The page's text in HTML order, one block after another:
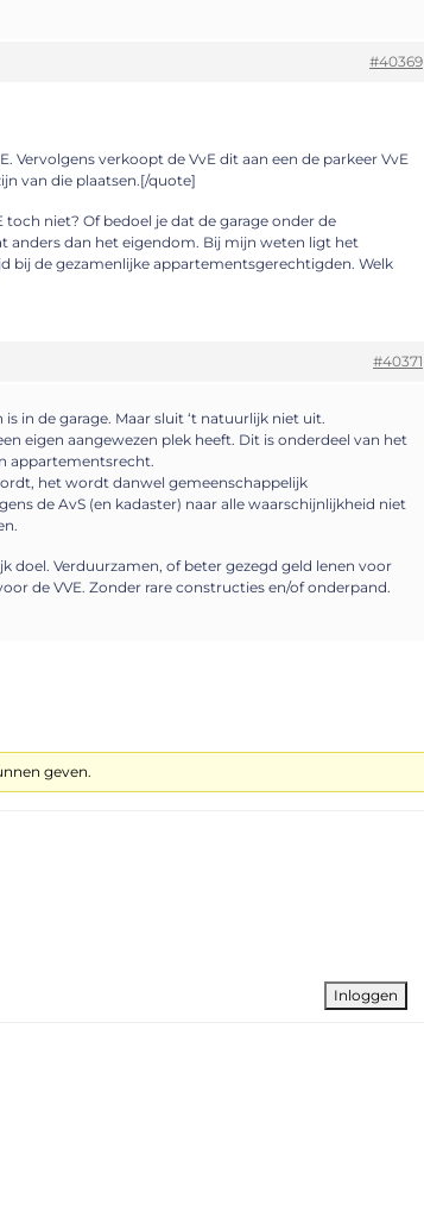
#40369
Vervolgens verkoopt de VvE dit aan een de parkeer VvE
van die plaatsen.[/quote]
niet? Of bedoel je dat de garage onder de
anders dan het eigendom. Bij mijn weten ligt het
bij de gezamenlijke appartementsgerechtigden. Welk
#40371
in de garage. Maar sluit ‘t natuurlijk niet uit.
eigen aangewezen plek heeft. Dit is onderdeel van het
appartementsrecht.
het wordt danwel gemeenschappelijk
de AvS (en kadaster) naar alle waarschijnlijkheid niet
doel. Verduurzamen, of beter gezegd geld lenen voor
de VVE. Zonder rare constructies en/of onderpand.
geven.
Inloggen